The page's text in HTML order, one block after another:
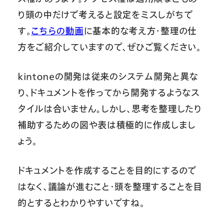
り頭の中だけで考えると設定をミスしがちで
す。 こちらの動画に基本的な考え方・整理の仕
方をご紹介していますので、ぜひご覧ください。
kintoneの開発は従来のシステム開発と異な
り、ドキュメントを作ってから開発するようなス
タイルは合いません。しかし、思考を整理したり
補助するための図や表は積極的に作成しまし
ょう。
ドキュメントを作成することを目的にするので
はなく、議論が進むこと・頭を整理することを目
的とするとわかりやすいですね。